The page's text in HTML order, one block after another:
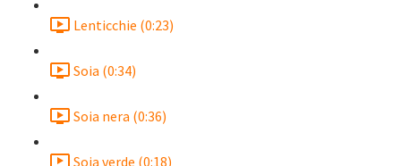
Lenticchie (0:23)
Soia (0:34)
Soia nera (0:36)
Soia verde (0:18)